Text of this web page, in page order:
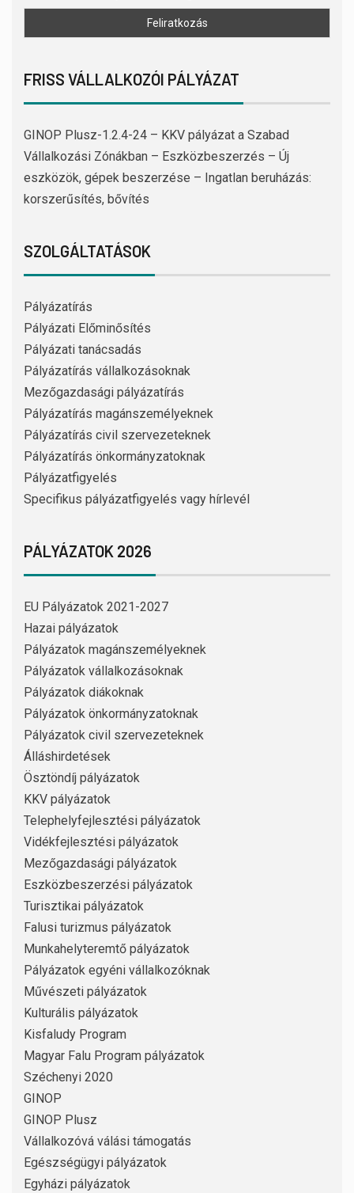
FRISS VÁLLALKOZÓI PÁLYÁZAT
GINOP Plusz-1.2.4-24 – KKV pályázat a Szabad
Vállalkozási Zónákban – Eszközbeszerzés – Új
eszközök, gépek beszerzése – Ingatlan beruházás:
korszerűsítés, bővítés
SZOLGÁLTATÁSOK
Pályázatírás
Pályázati Előminősítés
Pályázati tanácsadás
Pályázatírás vállalkozásoknak
Mezőgazdasági pályázatírás
Pályázatírás magánszemélyeknek
Pályázatírás civil szervezeteknek
Pályázatírás önkormányzatoknak
Pályázatfigyelés
Specifikus pályázatfigyelés vagy hírlevél
PÁLYÁZATOK 2026
EU Pályázatok 2021-2027
Hazai pályázatok
Pályázatok magánszemélyeknek
Pályázatok vállalkozásoknak
Pályázatok diákoknak
Pályázatok önkormányzatoknak
Pályázatok civil szervezeteknek
Álláshirdetések
Ösztöndíj pályázatok
KKV pályázatok
Telephelyfejlesztési pályázatok
Vidékfejlesztési pályázatok
Mezőgazdasági pályázatok
Eszközbeszerzési pályázatok
Turisztikai pályázatok
Falusi turizmus pályázatok
Munkahelyteremtő pályázatok
Pályázatok egyéni vállalkozóknak
Művészeti pályázatok
Kulturális pályázatok
Kisfaludy Program
Magyar Falu Program pályázatok
Széchenyi 2020
GINOP
GINOP Plusz
Vállalkozóvá válási támogatás
Egészségügyi pályázatok
Egyházi pályázatok